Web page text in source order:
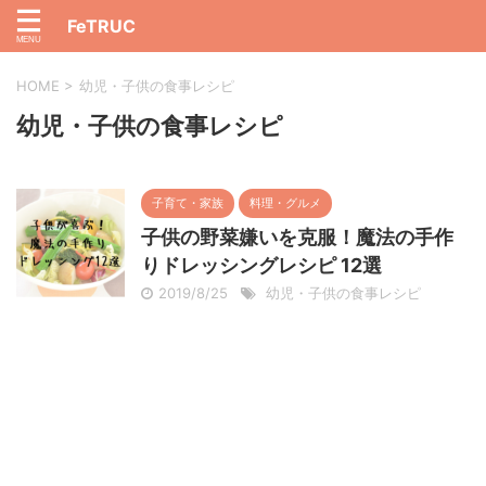
FeTRUC
HOME > 幼児・子供の食事レシピ
幼児・子供の食事レシピ
子育て・家族 料理・グルメ
子供の野菜嫌いを克服！魔法の手作
りドレッシングレシピ 12選
2019/8/25 幼児・子供の食事レシピ